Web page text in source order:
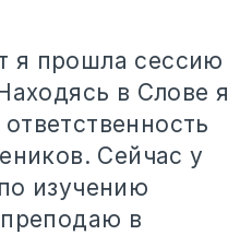
я прошла сессию
в Слове я
Сейчас у
изучению
в